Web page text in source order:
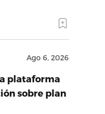
Ago 6, 2026
plataforma
sobre plan